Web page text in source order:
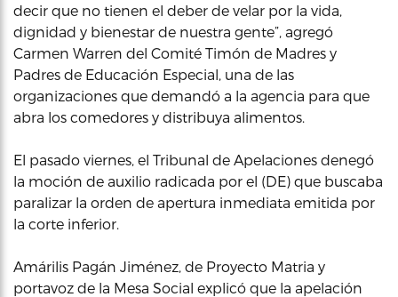
decir que no tienen el deber de velar por la vida,
dignidad y bienestar de nuestra gente”, agregó
Carmen Warren del Comité Timón de Madres y
Padres de Educación Especial, una de las
organizaciones que demandó a la agencia para que
abra los comedores y distribuya alimentos.
El pasado viernes, el Tribunal de Apelaciones denegó
la moción de auxilio radicada por el (DE) que buscaba
paralizar la orden de apertura inmediata emitida por
la corte inferior.
Amárilis Pagán Jiménez, de Proyecto Matria y
portavoz de la Mesa Social explicó que la apelación